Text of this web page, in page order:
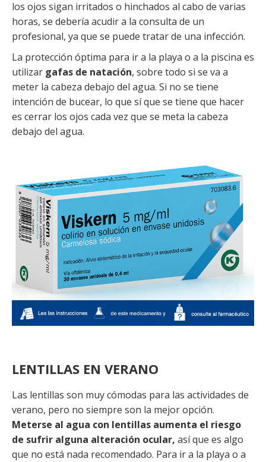
los ojos sigan irritados o hinchados al cabo de varias
horas, se debería acudir a la consulta de un
profesional, ya que se puede tratar de una infección.
La protección óptima para ir a la playa o a la piscina es
utilizar gafas de natación, sobre todo si se va a
meter la cabeza debajo del agua. Si no se tiene
intención de bucear, lo que sí que se tiene que hacer
es cerrar los ojos cada vez que se meta la cabeza
debajo del agua.
LENTILLAS EN VERANO
Las lentillas son muy cómodas para las actividades de
verano, pero no siempre son la mejor opción.
Meterse al agua con lentillas aumenta el riesgo
de sufrir alguna alteración ocular, así que es algo
que no está nada recomendado. Para ir a la playa o a